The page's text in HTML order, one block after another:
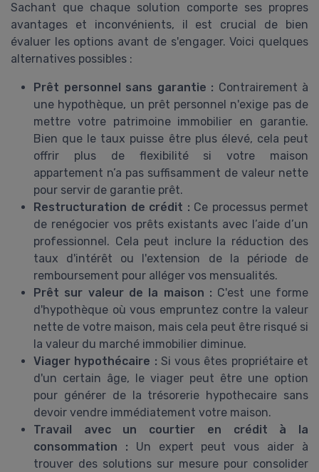
Sachant que chaque solution comporte ses propres
avantages et inconvénients, il est crucial de bien
évaluer les options avant de s'engager. Voici quelques
alternatives possibles :
Prêt personnel sans garantie : Contrairement à
une hypothèque, un prêt personnel n'exige pas de
mettre votre patrimoine immobilier en garantie.
Bien que le taux puisse être plus élevé, cela peut
offrir plus de flexibilité si votre maison
appartement n’a pas suffisamment de valeur nette
pour servir de garantie prêt.
Restructuration de crédit : Ce processus permet
de renégocier vos prêts existants avec l’aide d’un
professionnel. Cela peut inclure la réduction des
taux d'intérêt ou l'extension de la période de
remboursement pour alléger vos mensualités.
Prêt sur valeur de la maison : C'est une forme
d'hypothèque où vous empruntez contre la valeur
nette de votre maison, mais cela peut être risqué si
la valeur du marché immobilier diminue.
Viager hypothécaire : Si vous êtes propriétaire et
d'un certain âge, le viager peut être une option
pour générer de la trésorerie hypothecaire sans
devoir vendre immédiatement votre maison.
Travail avec un courtier en crédit à la
consommation : Un expert peut vous aider à
trouver des solutions sur mesure pour consolider